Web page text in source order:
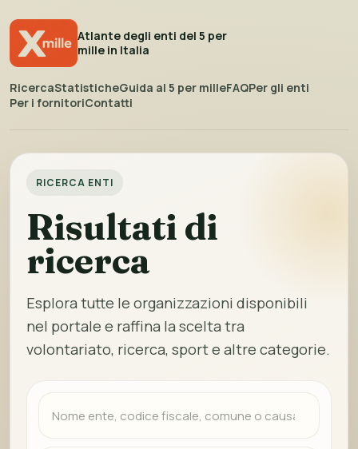
Atlante degli enti del 5 per
mille in Italia
RicercaStatisticheGuida al 5 per milleFAQPer gli enti
Per i fornitoriContatti
RICERCA ENTI
Risultati di
ricerca
Esplora tutte le organizzazioni disponibili
nel portale e raffina la scelta tra
volontariato, ricerca, sport e altre categorie.